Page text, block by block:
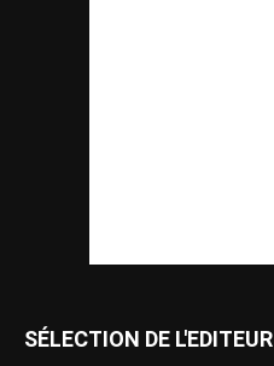
SÉLECTION DE L'EDITEUR